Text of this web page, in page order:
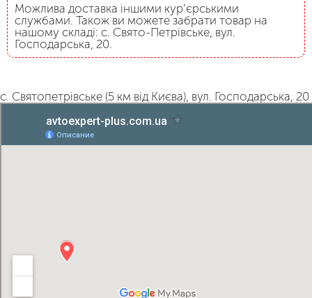
Можлива доставка іншими кур’єрськими
службами. Також ви можете забрати товар на
нашому складі: с. Свято-Петрівське, вул.
Господарська, 20.
с. Святопетрівське (5 км від Києва), вул. Господарська, 20